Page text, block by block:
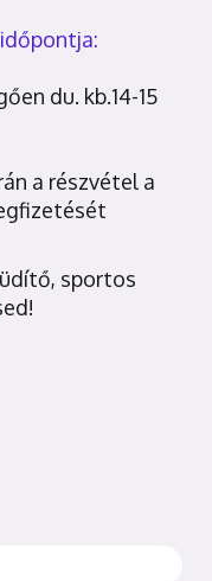
du. kb.14-15
a részvétel a
sportos